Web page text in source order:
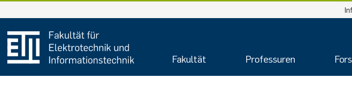
Inhalt
springen
Fakultät Professuren